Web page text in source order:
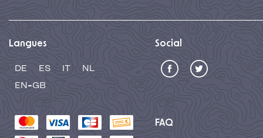
Langues
DE ES IT
NL
EN-GB
Social
FAQ